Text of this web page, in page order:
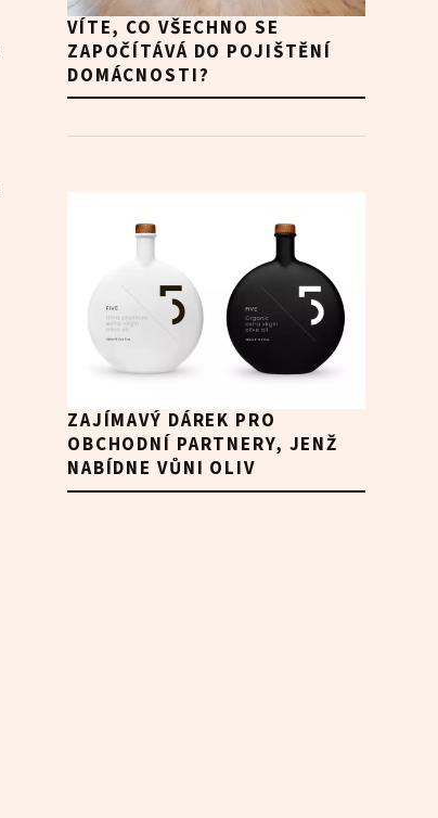
VÍTE, CO VŠECHNO SE
ZAPOČÍTÁVÁ DO POJIŠTĚNÍ
DOMÁCNOSTI?
ZAJÍMAVÝ DÁREK PRO
OBCHODNÍ PARTNERY, JENŽ
NABÍDNE VŮNI OLIV